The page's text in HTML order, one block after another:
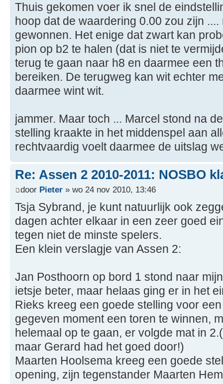
Thuis gekomen voer ik snel de
hoop dat de waardering 0.00 zou zijn
gewonnen. Het enige dat zwart kan
pion op b2 te halen (dat is niet te
terug te gaan naar h8 en daarmee een
bereiken. De terugweg kan wit echter
daarmee wint wit.
jammer. Maar toch ... Marcel stond na
stelling kraakte in het middenspel aan
rechtvaardig voelt daarmee de uitslag
Re: Assen 2 2010-2011: NOSBO
door Pieter » wo 24 nov 2010, 13:46
Tsja Sybrand, je kunt natuurlijk ook
dagen achter elkaar in een zeer goed
tegen niet de minste spelers.
Een klein verslagje van Assen 2:
Jan Posthoorn op bord 1 stond naar
ietsje beter, maar helaas ging er in het
Rieks kreeg een goede stelling voor
gegeven moment een toren te winnen,
helemaal op te gaan, er volgde mat in
maar Gerard had het goed door!)
Maarten Hoolsema kreeg een goede
opening, zijn tegenstander Maarten